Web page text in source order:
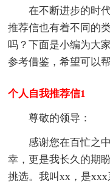
在不断进步的时
推荐信也有着不同的
吗？下面是小编为大
参考借鉴，希望可以
个人自我推荐信1
尊敬的领导：
感谢您在百忙之
幸，更是我长久的期
挑选。我叫xx，是xxx